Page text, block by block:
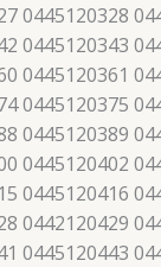
0445120328
0445120343
0445120361
0445120375
0445120389
0445120402
0445120416
0442120429
0445120443